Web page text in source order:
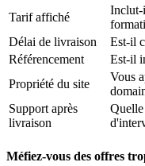
Tarif affiché
Inclut-
Délai de livraison
Est-il
Référencement
Est-il
Propriété du site
Vous
Support après
livraison
Méfiez-vous des offres